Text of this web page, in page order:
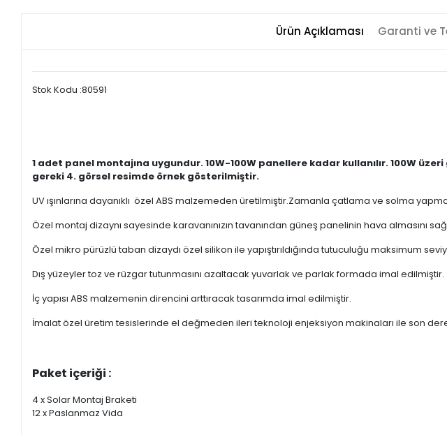
Ürün Açıklaması Garanti ve
Stok Kodu :80591
1 adet panel montajına uygundur. 10W-100W panellere kadar kullanılır. 100W
gereki 4. görsel resimde örnek gösterilmiştir.
UV ışınlarına dayanıklı özel ABS malzemeden üretilmiştir.Zamanla çatlama ve solma
Özel montaj dizaynı sayesinde karavanınızın tavanından güneş panelinin hava almasını
Özel mikro pürüzlü taban dizaydı özel silikon ile yapıştırıldığında tutuculuğu maksimum
Dış yüzeyler toz ve rüzgar tutunmasını azaltacak yuvarlak ve parlak formada imal edilmiştir.
İç yapısı ABS malzemenin direncini arttıracak tasarımda imal edilmiştir.
İmalat özel üretim tesislerinde el değmeden ileri teknoloji enjeksiyon makinaları ile son
Paket içeriği :
4 x Solar Montaj Braketi
12 x Paslanmaz Vida